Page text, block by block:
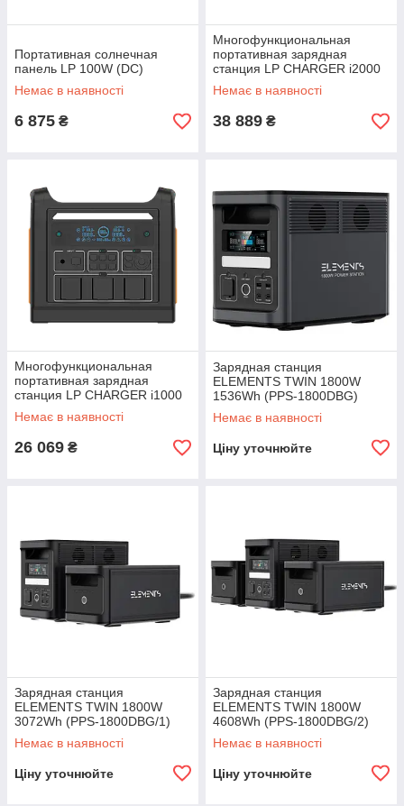
Портативная солнечная
панель LP 100W (DC)
Немає в наявності
6 875 ₴
Многофункциональная
портативная зарядная
станция LP CHARGER i2000
Немає в наявності
38 889 ₴
Многофункциональная
портативная зарядная
станция LP CHARGER i1000
Немає в наявності
26 069 ₴
Зарядная станция
ELEMENTS TWIN 1800W
1536Wh (PPS-1800DBG)
Немає в наявності
Ціну уточнюйте
Зарядная станция
ELEMENTS TWIN 1800W
3072Wh (PPS-1800DBG/1)
Немає в наявності
Ціну уточнюйте
Зарядная станция
ELEMENTS TWIN 1800W
4608Wh (PPS-1800DBG/2)
Немає в наявності
Ціну уточнюйте